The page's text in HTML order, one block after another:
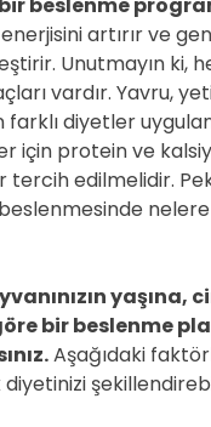
artırır ve
Unutmayın ki,
vardır. Yavru,
diyetler
için protein ve
tercih edilmelidir.
beslenmesinde
yaşına,
bir beslenme
Aşağıdaki